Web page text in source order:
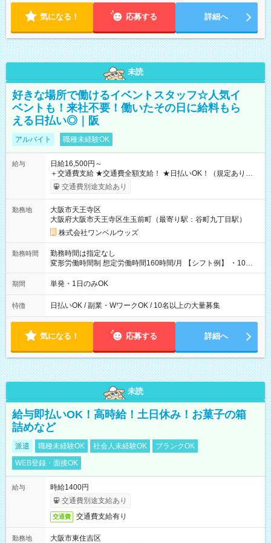
気になる！ 応募する 詳細へ
未読
好きな場所で働けるイベントスタッフ☆人気イ
ベントも！来社不要！働いたその日に給料もら
える日払い◎｜阪
アルバイト 職種未経験OK
給与
日給16,500円～
＋交通費支給 ★交通費全額支給！ ★日払いOK！（規定あり） ┗
働いたその日に現金GET♪ お仕事後はコンビニATMから 日払
交通費別途支給あり
勤務地
大阪市天王寺区
大阪府大阪市天王寺区生玉前町（最寄り駅：谷町九丁目駅）
株式会社ワンベルウッズ
勤務時間
勤務時間は指定なし
変形労働時間制 想定労働時間160時間/月 【シフト例】 ・10：
00～20：00
期間 単発・1日のみOK
特徴 日払いOK / 副業・WワークOK / 10名以上の大量募集
気になる！ 応募する 詳細へ
未読
給与即払いOK！高時給！土日休み！お菓子の箱
詰めなど
派遣 職種未経験OK 社会人未経験OK
ブランクOK
WEB登録・面接OK
給与
時給1400円
交通費別途支給あり
交通費 交通費支給有り
勤務地
大阪市東住吉区